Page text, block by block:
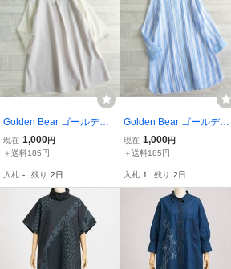
Golden Bear ゴールデン
ベア◆レディース L＊7分
袖 レース袖 フロントタッ
ー チュニック ブラウス＊
現在 1,000円
＋送料185円
入札 - 残り 2日
Golden Bear ゴールデン
ベア◆レディース L＊8分
袖 レースコンビ 清涼コッ
り シャツ チュニック＊gb
現在 1,000円
＋送料185円
入札 1 残り 2日